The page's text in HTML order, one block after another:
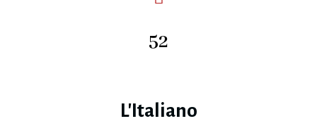
52
L'Italiano